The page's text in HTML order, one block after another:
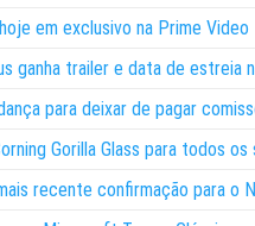
em exclusivo na Prime Video
ganha trailer e data de estreia
para deixar de pagar
Gorilla Glass para todos os
recente confirmação para o